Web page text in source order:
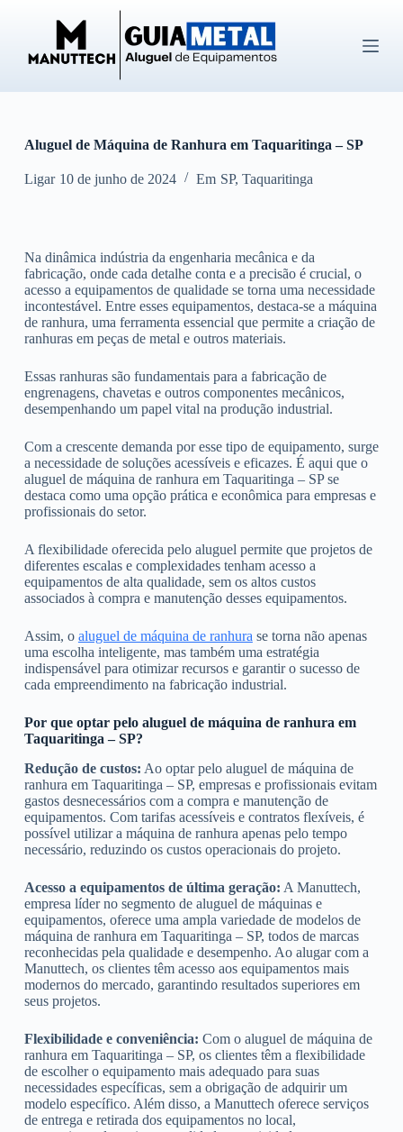
ú
d
o
Aluguel de Máquina de Ranhura em Taquaritinga – SP
Ligar 10 de junho de 2024 Em SP, Taquaritinga
Na dinâmica indústria da engenharia mecânica e da
fabricação, onde cada detalhe conta e a precisão é crucial, o
acesso a equipamentos de qualidade se torna uma necessidade
incontestável. Entre esses equipamentos, destaca-se a máquina
de ranhura, uma ferramenta essencial que permite a criação de
ranhuras em peças de metal e outros materiais.
Essas ranhuras são fundamentais para a fabricação de
engrenagens, chavetas e outros componentes mecânicos,
desempenhando um papel vital na produção industrial.
Com a crescente demanda por esse tipo de equipamento, surge
a necessidade de soluções acessíveis e eficazes. É aqui que o
aluguel de máquina de ranhura em Taquaritinga – SP se
destaca como uma opção prática e econômica para empresas e
profissionais do setor.
A flexibilidade oferecida pelo aluguel permite que projetos de
diferentes escalas e complexidades tenham acesso a
equipamentos de alta qualidade, sem os altos custos
associados à compra e manutenção desses equipamentos.
Assim, o aluguel de máquina de ranhura se torna não apenas
uma escolha inteligente, mas também uma estratégia
indispensável para otimizar recursos e garantir o sucesso de
cada empreendimento na fabricação industrial.
Por que optar pelo aluguel de máquina de ranhura em
Taquaritinga – SP?
Redução de custos: Ao optar pelo aluguel de máquina de
ranhura em Taquaritinga – SP, empresas e profissionais evitam
gastos desnecessários com a compra e manutenção de
equipamentos. Com tarifas acessíveis e contratos flexíveis, é
possível utilizar a máquina de ranhura apenas pelo tempo
necessário, reduzindo os custos operacionais do projeto.
Acesso a equipamentos de última geração: A Manuttech,
empresa líder no segmento de aluguel de máquinas e
equipamentos, oferece uma ampla variedade de modelos de
máquina de ranhura em Taquaritinga – SP, todos de marcas
reconhecidas pela qualidade e desempenho. Ao alugar com a
Manuttech, os clientes têm acesso aos equipamentos mais
modernos do mercado, garantindo resultados superiores em
seus projetos.
Flexibilidade e conveniência: Com o aluguel de máquina de
ranhura em Taquaritinga – SP, os clientes têm a flexibilidade
de escolher o equipamento mais adequado para suas
necessidades específicas, sem a obrigação de adquirir um
modelo específico. Além disso, a Manuttech oferece serviços
de entrega e retirada dos equipamentos no local,